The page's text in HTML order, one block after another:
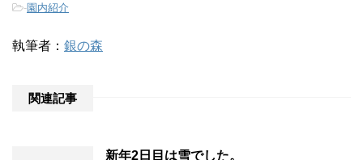
-園内紹介
執筆者： 銀の森
関連記事
新年2日目は雪でした。